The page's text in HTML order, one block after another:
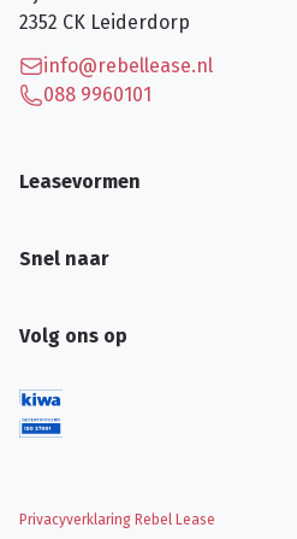
2352 CK Leiderdorp
info@rebellease.nl
088 9960101
Leasevormen
Snel naar
Volg ons op
Privacyverklaring Rebel Lease